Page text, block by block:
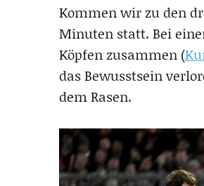
Kommen wir zu den
Minuten statt. Bei
Köpfen zusammen (
das Bewusstsein
dem Rasen.